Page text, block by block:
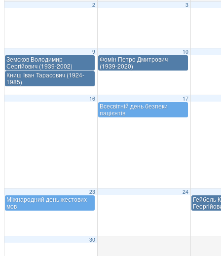
2 3
9
Земсков Володимир
Сергійович (1939-2002)
Книш Іван Тарасович (1924-
1985)
10
Фомін Петро Дмитрович
(1939-2020)
16 17
Всесвітній день безпеки
пацієнтів
23
Міжнародний день жестових
мов
24
Гейбель
30